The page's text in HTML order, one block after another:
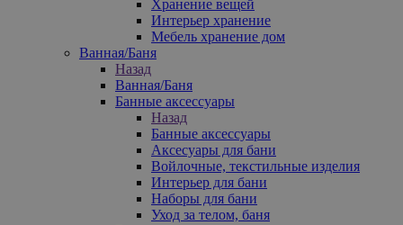
Хранение вещей
Интерьер хранение
Мебель хранение дом
Ванная/Баня
Назад
Ванная/Баня
Банные аксессуары
Назад
Банные аксессуары
Аксесуары для бани
Войлочные, текстильные изделия
Интерьер для бани
Наборы для бани
Уход за телом, баня